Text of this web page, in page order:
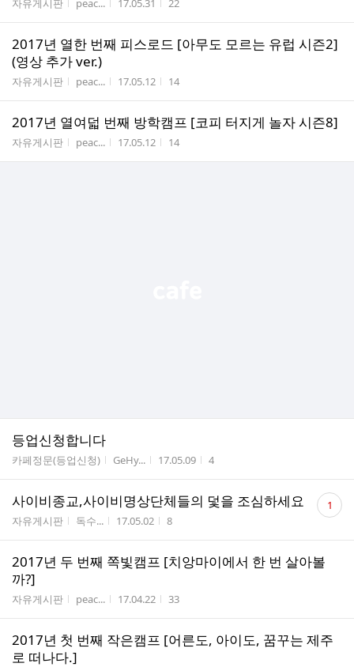
자유게시판 peac... 17.05.31 22
2017년 열한 번째 피스로드 [아무도 모르는 유럽 시즌2]
(영상 추가 ver.)
게시판명
자유게시판 작성자
peac... 작성시간
17.05.12 조회수
14
2017년 열여덟 번째 방학캠프 [코피 터지게 놀자 시즌8]
게시판명
자유게시판 작성자
peac... 작성시간
17.05.12 조회수
14
등업신청합니다
게시판명
카페정문(등업신청) 작성자
GeHy... 작성시간
17.05.09 조회수
4
사이비종교,사이비명상단체들의 덫을 조심하세요
게시판명
자유게시판 작성자
독수... 작성시간
17.05.02 조회수
8
댓
글 1
2017년 두 번째 쪽빛캠프 [치앙마이에서 한 번 살아볼
까?]
게시판명
자유게시판 작성자
peac... 작성시간
17.04.22 조회수
33
2017년 첫 번째 작은캠프 [어른도, 아이도, 꿈꾸는 제주
로 떠나다.]